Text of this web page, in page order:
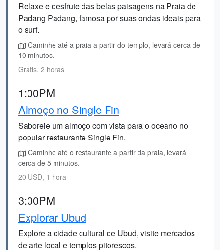
Relaxe e desfrute das belas paisagens na Praia de
Padang Padang, famosa por suas ondas ideais para
o surf.
Caminhe até a praia a partir do templo, levará cerca de
10 minutos.
Grátis, 2 horas
1:00PM
Almoço no Single Fin
Saboreie um almoço com vista para o oceano no
popular restaurante Single Fin.
Caminhe até o restaurante a partir da praia, levará
cerca de 5 minutos.
20 USD, 1 hora
3:00PM
Explorar Ubud
Explore a cidade cultural de Ubud, visite mercados
de arte local e templos pitorescos.